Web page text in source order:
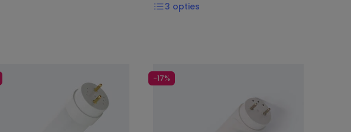
3 opties
-17%